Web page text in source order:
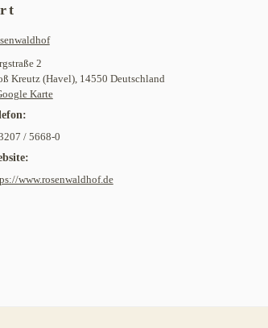
2
Kreutz (Havel), 14550 Deutschland
Karte
/ 5668-0
www.rosenwaldhof.de